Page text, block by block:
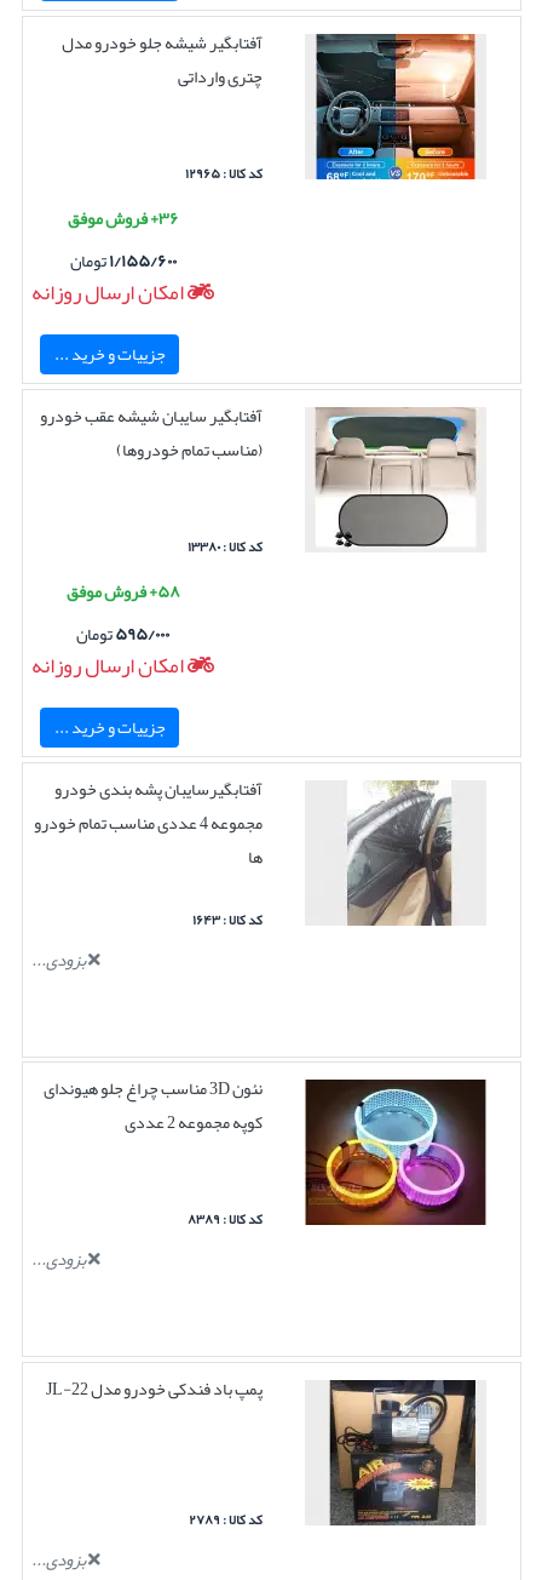
آفتابگیر شیشه جلو خودرو مدل
چتری وارداتی
کد کالا : ۱۲۹۶۵
۳۶+ فروش موفق
۱/۱۵۵/۶۰۰تومان
امکان ارسال روزانه
جزییات و خرید ...
آفتابگیر سایبان شیشه عقب خودرو
(مناسب تمام خودروها)
کد کالا : ۱۳۳۸۰
۵۸+ فروش موفق
۵۹۵/۰۰۰تومان
امکان ارسال روزانه
جزییات و خرید ...
آفتابگیرسایبان پشه بندی خودرو
مجموعه 4 عددی مناسب تمام خودرو
ها
کد کالا : ۱۶۴۳
بزودی...
نئون 3D مناسب چراغ جلو هیوندای
کوپه مجموعه 2 عددی
کد کالا : ۸۳۸۹
بزودی...
پمپ باد فندکی خودرو مدل JL-22
کد کالا : ۲۷۸۹
بزودی...